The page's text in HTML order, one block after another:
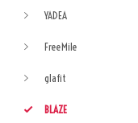
YADEA
FreeMile
glafit
BLAZE